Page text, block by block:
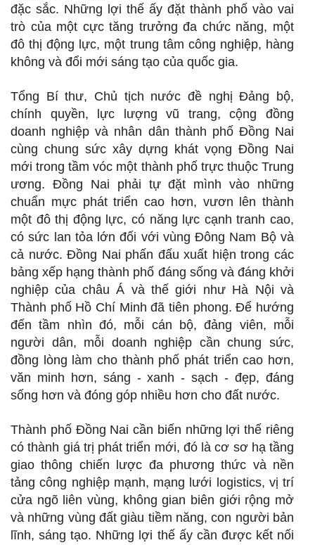
đặc sắc. Những lợi thế ấy đặt thành phố vào vai
trò của một cực tăng trưởng đa chức năng, một
đô thị động lực, một trung tâm công nghiệp, hàng
không và đổi mới sáng tạo của quốc gia.
Tổng Bí thư, Chủ tịch nước đề nghị Đảng bộ,
chính quyền, lực lượng vũ trang, cộng đồng
doanh nghiệp và nhân dân thành phố Đồng Nai
cùng chung sức xây dựng khát vọng Đồng Nai
mới trong tầm vóc một thành phố trực thuộc Trung
ương. Đồng Nai phải tự đặt mình vào những
chuẩn mực phát triển cao hơn, vươn lên thành
một đô thị động lực, có năng lực cạnh tranh cao,
có sức lan tỏa lớn đối với vùng Đông Nam Bộ và
cả nước. Đồng Nai phấn đấu xuất hiện trong các
bảng xếp hạng thành phố đáng sống và đáng khởi
nghiệp của châu Á và thế giới như Hà Nội và
Thành phố Hồ Chí Minh đã tiên phong. Để hướng
đến tầm nhìn đó, mỗi cán bộ, đảng viên, mỗi
người dân, mỗi doanh nghiệp cần chung sức,
đồng lòng làm cho thành phố phát triển cao hơn,
văn minh hơn, sáng - xanh - sạch - đẹp, đáng
sống hơn và đóng góp nhiều hơn cho đất nước.
Thành phố Đồng Nai cần biến những lợi thế riêng
có thành giá trị phát triển mới, đó là cơ sơ hạ tầng
giao thông chiến lược đa phương thức và nền
tảng công nghiệp mạnh, mạng lưới logistics, vị trí
cửa ngõ liên vùng, không gian biên giới rộng mở
và những vùng đất giàu tiềm năng, con người bản
lĩnh, sáng tạo. Những lợi thế ấy cần được kết nối